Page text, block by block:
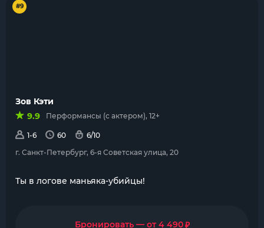
#9
Зов Кэти
9.9
Перформансы (с актером), 12+
1-6 60
6/10
г. Санкт-Петербург, 6-я Советская улица, 20
Ты в логове маньяка-убийцы!
Бронировать — от 4 490₽